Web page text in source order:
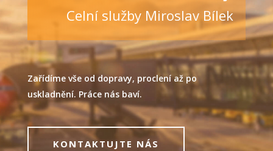
Celní služby Miroslav Bílek
Zařídíme vše od dopravy, proclení až po
uskladnění. Práce nás baví.
KONTAKTUJTE NÁS